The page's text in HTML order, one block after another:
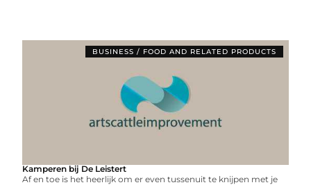
BUSINESS / FOOD AND RELATED PRODUCTS
Kamperen bij De Leistert
Af en toe is het heerlijk om er even tussenuit te knijpen met je